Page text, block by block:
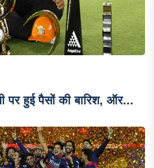
पर हुई पैसों की बारिश, ऑर...